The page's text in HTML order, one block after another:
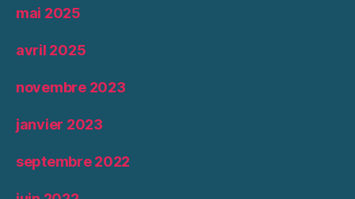
mai 2025
avril 2025
novembre 2023
janvier 2023
septembre 2022